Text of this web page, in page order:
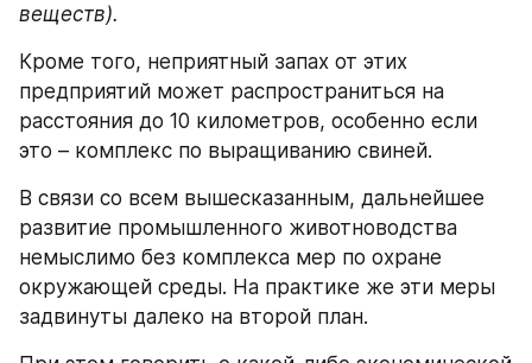
веществ).
Кроме того, неприятный запах от этих
предприятий может распространиться на
расстояния до 10 километров, особенно если
это – комплекс по выращиванию свиней.
В связи со всем вышесказанным, дальнейшее
развитие промышленного животноводства
немыслимо без комплекса мер по охране
окружающей среды. На практике же эти меры
задвинуты далеко на второй план.